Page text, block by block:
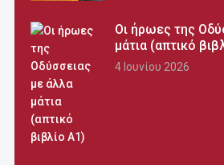
Οι ήρωες της
μάτια (απτικό
4 Ιουνίου 2026